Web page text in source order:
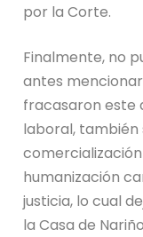
por la Corte.
Finalmente, no
antes
fracasaron este
laboral, también
humanización
justicia, lo cual
la Casa de